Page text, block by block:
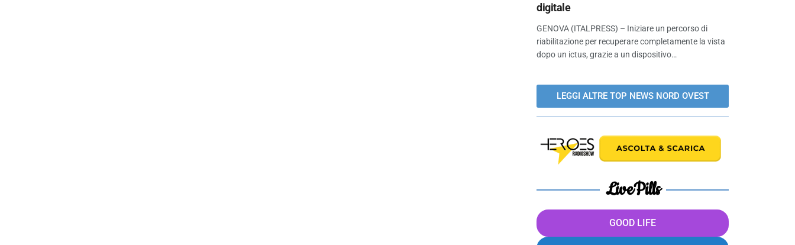
digitale
GENOVA (ITALPRESS) – Iniziare un percorso di
riabilitazione per recuperare completamente la vista
dopo un ictus, grazie a un dispositivo…
LEGGI ALTRE TOP NEWS NORD OVEST
LivePills
GOOD LIFE